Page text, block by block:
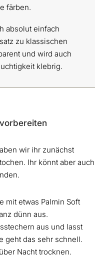
färben.
absolut einfach
zu klassischen
und wird auch
klebrig.
wir ihr zunächst
Ihr könnt aber auch
mit etwas Palmin Soft
dünn aus.
aus und lasst
geht das sehr schnell.
Nacht trocknen.